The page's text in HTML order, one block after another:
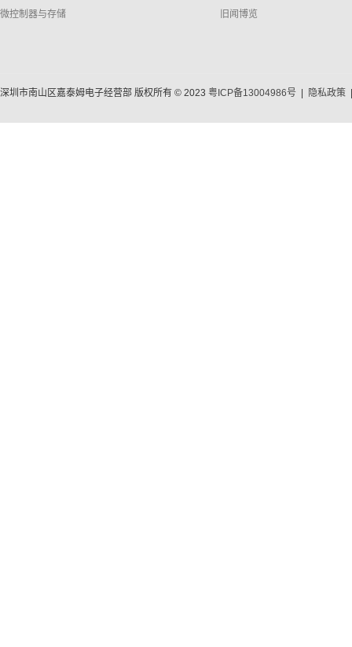
微控制器与存储 旧闻博览
深圳市南山区嘉泰姆电子经营部 版权所有 © 2023 粤ICP备13004986号 隐私政策